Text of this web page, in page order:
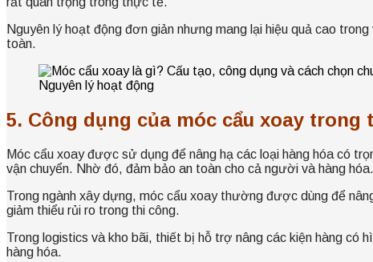
Nguyên lý hoạt động đơn giản nhưng mang lại hiệu quả cao
toàn.
Nguyên lý hoạt động
5. Công dụng của móc cẩu xoay trong
Móc cẩu xoay được sử dụng để nâng hạ các loại hàng hóa có
vận chuyển. Nhờ đó, đảm bảo an toàn cho cả người và hàng hóa.
Trong ngành xây dựng, móc cẩu xoay thường được dùng để
giảm thiểu rủi ro trong thi công.
Trong logistics và kho bãi, thiết bị hỗ trợ nâng các kiện hàng có
hàng hóa.